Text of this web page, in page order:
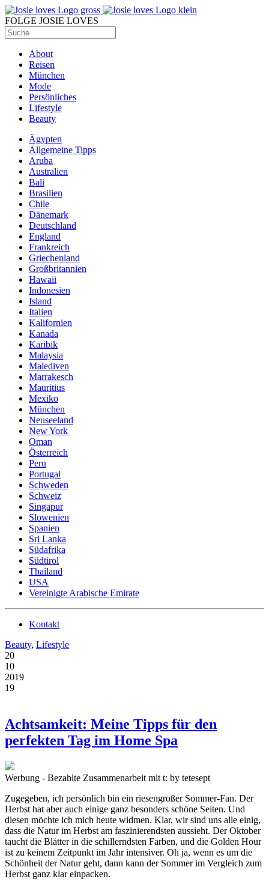
FOLGE JOSIE LOVES
About
Reisen
München
Mode
Persönliches
Lifestyle
Beauty
Ägypten
Allgemeine Tipps
Aruba
Australien
Bali
Brasilien
Chile
Dänemark
Deutschland
England
Frankreich
Griechenland
Großbritannien
Hawaii
Indonesien
Island
Italien
Kalifornien
Kanada
Karibik
Malaysia
Malediven
Marrakesch
Mauritius
Mexiko
München
Neuseeland
New York
Oman
Österreich
Peru
Portugal
Schweden
Schweiz
Singapur
Slowenien
Spanien
Sri Lanka
Südafrika
Südtirol
Thailand
USA
Vereinigte Arabische Emirate
Kontakt
Beauty, Lifestyle
20
10
2019
19
Achtsamkeit: Meine Tipps für den
perfekten Tag im Home Spa
Werbung - Bezahlte Zusammenarbeit mit t: by tetesept
Zugegeben, ich persönlich bin ein riesengroßer Sommer-Fan. Der
Herbst hat aber auch einige ganz besonders schöne Seiten. Und
diesen möchte ich mich heute widmen. Klar, wir sind uns alle einig,
dass die Natur im Herbst am faszinierendsten aussieht. Der Oktober
taucht die Blätter in die schillerndsten Farben, und die Golden Hour
ist zu keinem Zeitpunkt im Jahr intensiver. Oh ja, wenn es um die
Schönheit der Natur geht, dann kann der Sommer im Vergleich zum
Herbst ganz klar einpacken.